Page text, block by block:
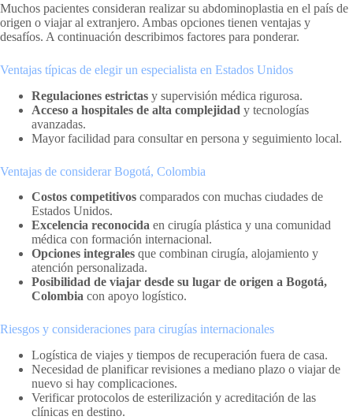
Muchos pacientes consideran realizar su abdominoplastia en el país de
origen o viajar al extranjero. Ambas opciones tienen ventajas y
desafíos. A continuación describimos factores para ponderar.
Ventajas típicas de elegir un especialista en Estados Unidos
Regulaciones estrictas y supervisión médica rigurosa.
Acceso a hospitales de alta complejidad y tecnologías
avanzadas.
Mayor facilidad para consultar en persona y seguimiento local.
Ventajas de considerar Bogotá, Colombia
Costos competitivos comparados con muchas ciudades de
Estados Unidos.
Excelencia reconocida en cirugía plástica y una comunidad
médica con formación internacional.
Opciones integrales que combinan cirugía, alojamiento y
atención personalizada.
Posibilidad de viajar desde su lugar de origen a Bogotá,
Colombia con apoyo logístico.
Riesgos y consideraciones para cirugías internacionales
Logística de viajes y tiempos de recuperación fuera de casa.
Necesidad de planificar revisiones a mediano plazo o viajar de
nuevo si hay complicaciones.
Verificar protocolos de esterilización y acreditación de las
clínicas en destino.